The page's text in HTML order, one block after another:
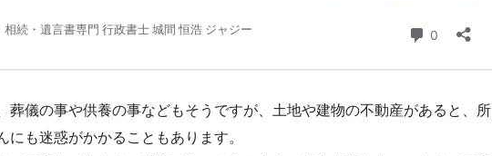
葬儀の事や供養の事などもそうですが、土地や建物の不動産があると、所
にも迷惑がかかることもあります。